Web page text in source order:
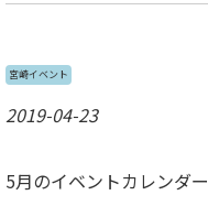
宮崎イベント
2019-04-23
5月のイベントカレンダー